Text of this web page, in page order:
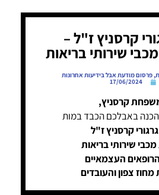
קרסניץ ז"ל –
שירותי בריאות
,פרסום מודעת אבל בידיעות אחרונות
17/06/2024
קרסניץ,
באבלכם הכבד במות
קרסניץ ז"ל
שירותי בריאות
הרופאים העצמאיים
צפון והעובדים